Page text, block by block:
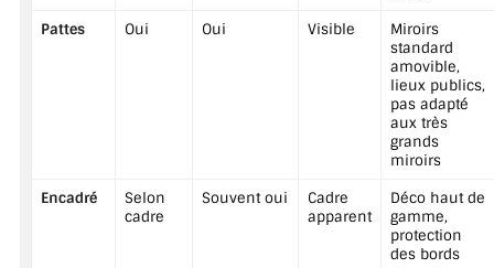
Pattes
Oui Oui Visible
Miroirs
standard
amovible,
lieux publics,
pas adapté
aux très
grands
miroirs
Encadré
Selon
cadre
Souvent oui
Cadre
apparent
Déco haut de
gamme,
protection
des bords